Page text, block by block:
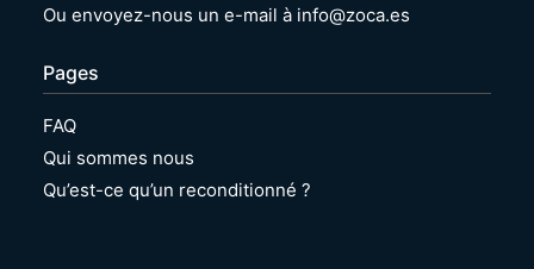
Ou envoyez-nous un e-mail à info@zoca.es
Pages
FAQ
Qui sommes nous
Qu’est-ce qu’un reconditionné ?